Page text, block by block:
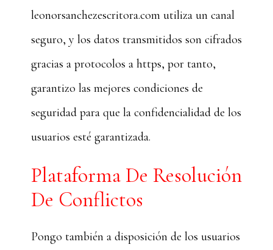
leonorsanchezescritora.com utiliza un canal
seguro, y los datos transmitidos son cifrados
gracias a protocolos a https, por tanto,
garantizo las mejores condiciones de
seguridad para que la confidencialidad de los
usuarios esté garantizada.
Plataforma De Resolución
De Conflictos
Pongo también a disposición de los usuarios